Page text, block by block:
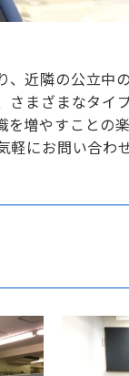
近隣の公立中
まざまなタイ
増やすことの
にお問い合わ